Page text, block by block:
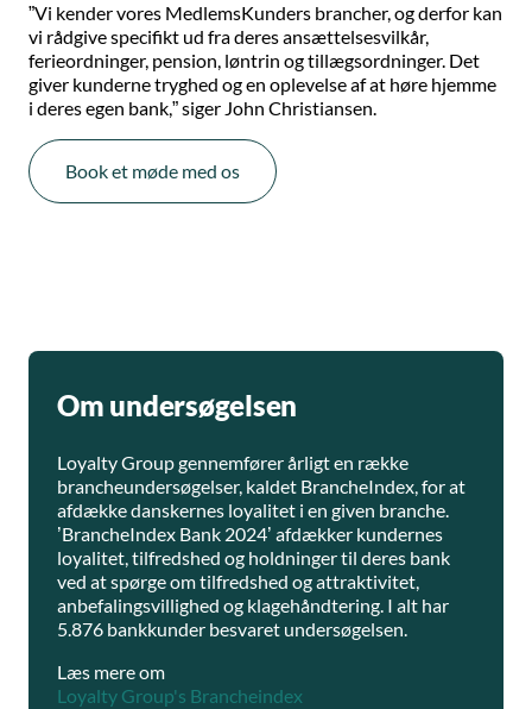
”Vi kender vores MedlemsKunders brancher, og derfor kan
vi rådgive specifikt ud fra deres ansættelsesvilkår,
ferieordninger, pension, løntrin og tillægsordninger. Det
giver kunderne tryghed og en oplevelse af at høre hjemme
i deres egen bank,” siger John Christiansen.
Book et møde med os
Om undersøgelsen
Loyalty Group gennemfører årligt en række
brancheundersøgelser, kaldet BrancheIndex, for at
afdække danskernes loyalitet i en given branche.
’BrancheIndex Bank 2024’ afdækker kundernes
loyalitet, tilfredshed og holdninger til deres bank
ved at spørge om tilfredshed og attraktivitet,
anbefalingsvillighed og klagehåndtering. I alt har
5.876 bankkunder besvaret undersøgelsen.
Læs mere om
Loyalty Group's Brancheindex